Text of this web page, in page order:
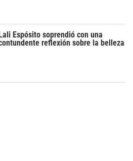
Espósito soprendió con una
reflexión sobre la belleza